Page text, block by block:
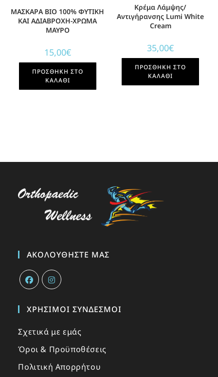
ΜAΣΚΑΡΑ BIO 100% ΦΥΤΙΚΗ
ΚΑΙ ΑΔΙΑΒΡΟΧΗ-ΧΡΩΜΑ
ΜΑΥΡΟ
15,00€
ΠΡΟΣΘΉΚΗ ΣΤΟ
ΚΑΛΆΘΙ
Κρέμα Λάμψης/
Αντιγήρανσης Lumi White
Cream
35,00€
ΠΡΟΣΘΉΚΗ ΣΤΟ
ΚΑΛΆΘΙ
ΑΚΟΛΟΥΘΉΣΤΕ ΜΑΣ
ΧΡΉΣΙΜΟΙ ΣΎΝΔΕΣΜΟΙ
Σχετικά με εμάς
Όροι & Προϋποθέσεις
Πολιτική Απορρήτου